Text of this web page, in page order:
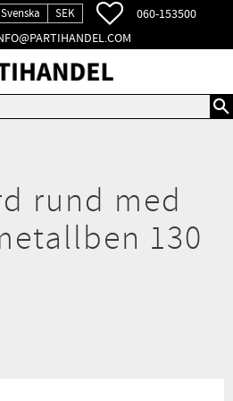
Svenska SEK FAVORITER
060-153500
rund med
130